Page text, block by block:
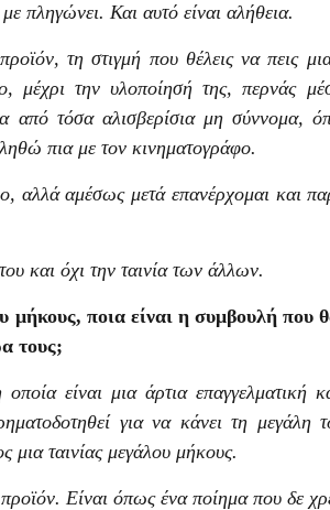
πληγώνει. Και αυτό είναι αλήθεια.
τη στιγμή που θέλεις να πεις
μέχρι την υλοποίησή της, περνάς
από τόσα αλισβερίσια μη σύννομα,
πια με τον κινηματογράφο.
αλλά αμέσως μετά επανέρχομαι και
και όχι την ταινία των άλλων.
μήκους, ποια είναι η συμβουλή που
τους;
είναι μια άρτια επαγγελματική
για να κάνει τη μεγάλη
μια ταινίας μεγάλου μήκους.
Είναι όπως ένα ποίημα που δε